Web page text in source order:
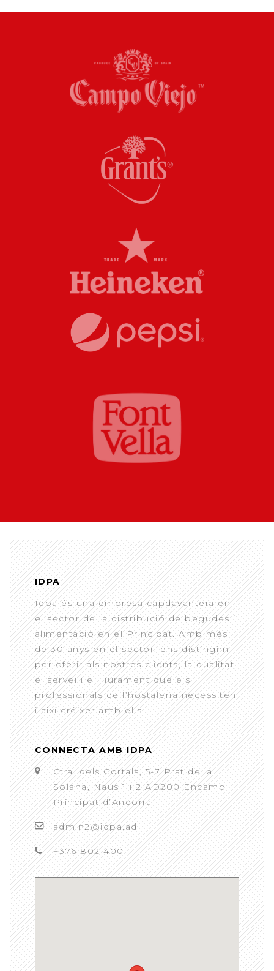
IDPA
Idpa és una empresa capdavantera en
el sector de la distribució de begudes i
alimentació en el Principat. Amb més
de 30 anys en el sector, ens distingim
per oferir als nostres clients, la qualitat,
el servei i el lliurament que els
professionals de l’hostaleria necessiten
i així créixer amb ells.
CONNECTA AMB IDPA
Ctra. dels Cortals, 5-7 Prat de la
Solana, Naus 1 i 2 AD200 Encamp
Principat d’Andorra
admin2@idpa.ad
+376 802 400